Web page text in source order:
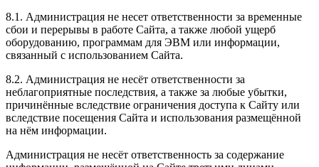
8.1. Администрация не несет ответственности за временные
сбои и перерывы в работе Сайта, а также любой ущерб
оборудованию, программам для ЭВМ или информации,
связанный с использованием Сайта.
8.2. Администрация не несёт ответственности за
неблагоприятные последствия, а также за любые убытки,
причинённые вследствие ограничения доступа к Сайту или
вследствие посещения Сайта и использования размещённой
на нём информации.
Администрация не несёт ответственность за содержание